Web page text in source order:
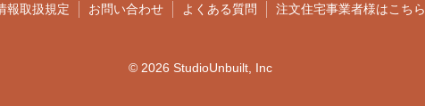
報取扱規定 お問い合わせ よくある質問 注文住宅事業者様はこちら
© 2026 StudioUnbuilt, Inc